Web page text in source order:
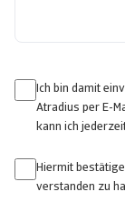
Ich bin damit
Atradius per E-
kann ich
Hiermit
verstanden zu